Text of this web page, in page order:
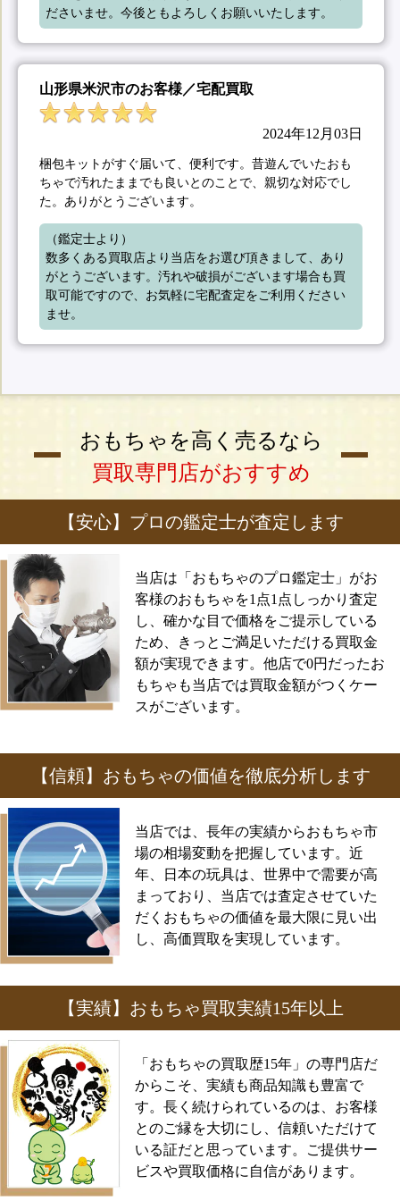
ださいませ。今後ともよろしくお願いいたします。
山形県米沢市のお客様／宅配買取
2024年12月03日
梱包キットがすぐ届いて、便利です。昔遊んでいたおも
ちゃで汚れたままでも良いとのことで、親切な対応でし
た。ありがとうございます。
（鑑定士より）
数多くある買取店より当店をお選び頂きまして、あり
がとうございます。汚れや破損がございます場合も買
取可能ですので、お気軽に宅配査定をご利用ください
ませ。
おもちゃを高く売るなら
買取専門店がおすすめ
【安心】プロの鑑定士が査定します
当店は「おもちゃのプロ鑑定士」がお
客様のおもちゃを1点1点しっかり査定
し、確かな目で価格をご提示している
ため、きっとご満足いただける買取金
額が実現できます。他店で0円だったお
もちゃも当店では買取金額がつくケー
スがございます。
【信頼】おもちゃの価値を徹底分析します
当店では、長年の実績からおもちゃ市
場の相場変動を把握しています。近
年、日本の玩具は、世界中で需要が高
まっており、当店では査定させていた
だくおもちゃの価値を最大限に見い出
し、高価買取を実現しています。
【実績】おもちゃ買取実績15年以上
「おもちゃの買取歴15年」の専門店だ
からこそ、実績も商品知識も豊富で
す。長く続けられているのは、お客様
とのご縁を大切にし、信頼いただけて
いる証だと思っています。ご提供サー
ビスや買取価格に自信があります。